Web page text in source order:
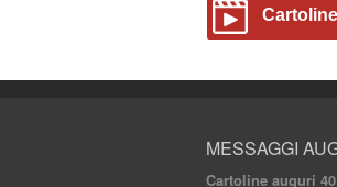
MESSAGGI
Cartoline auguri